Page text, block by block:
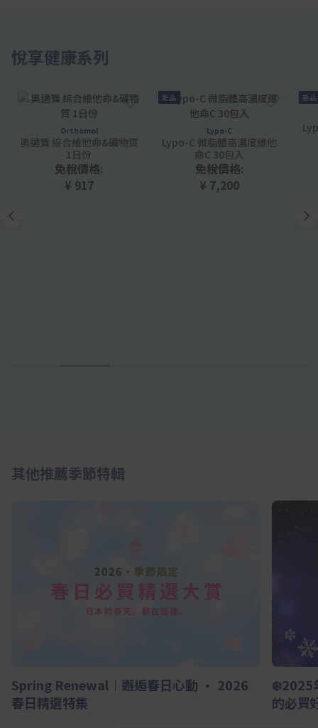
悅享健康系列
Orthomol
奧適寶 綜合維他命&礦物質
1日份
免稅價格:
¥ 917
新品
Lypo-C
Lypo-C 微脂體高濃度維他
命C 30包入
免稅價格:
¥ 7,200
新品
其他推薦季節特輯
Spring Renewal｜邂逅春日心動 · 2026
春日精選特集
❄️2025
的必買